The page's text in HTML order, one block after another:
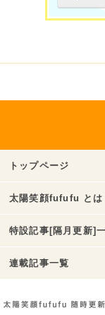
トップページ
太陽笑顔fufufu とは
特設記事[隔月更新]
連載記事一覧